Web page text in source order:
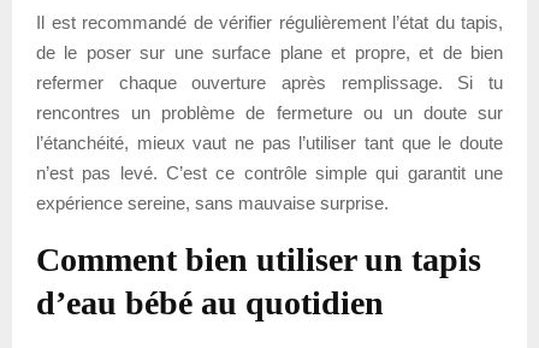
Il est recommandé de vérifier régulièrement l’état du tapis,
de le poser sur une surface plane et propre, et de bien
refermer chaque ouverture après remplissage. Si tu
rencontres un problème de fermeture ou un doute sur
l’étanchéité, mieux vaut ne pas l’utiliser tant que le doute
n’est pas levé. C’est ce contrôle simple qui garantit une
expérience sereine, sans mauvaise surprise.
Comment bien utiliser un tapis
d’eau bébé au quotidien